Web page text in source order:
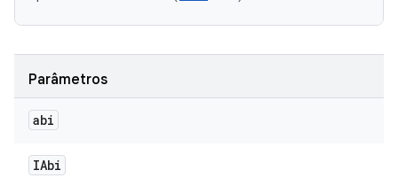
Parâmetros
abi
IAbi